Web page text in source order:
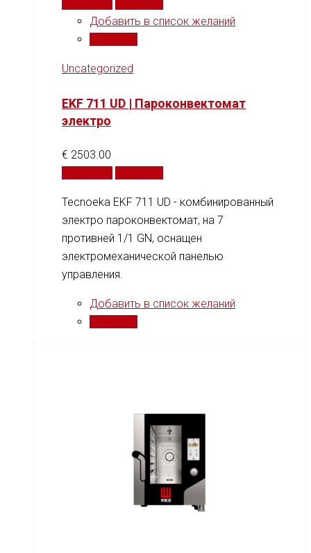
Добавить в список желаний
Uncategorized
EKF 711 UD | Пароконвектомат
электро
€ 2503.00
Tecnoeka EKF 711 UD - комбинированный
электро пароконвектомат, на 7
противней 1/1 GN, оснащен
электромеханической панелью
управления.
Добавить в список желаний